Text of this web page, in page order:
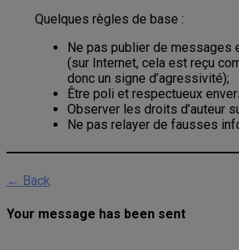
Quelques règles de base :
Ne pas publier de messages
(sur Internet, cela est reçu
donc un signe d’agressivité);
Être poli et respectueux
Observer les droits d’auteur
Ne pas relayer de fausses
← Back
Your message has been sent